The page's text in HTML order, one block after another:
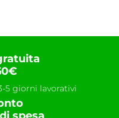
5 giorni lavorativi